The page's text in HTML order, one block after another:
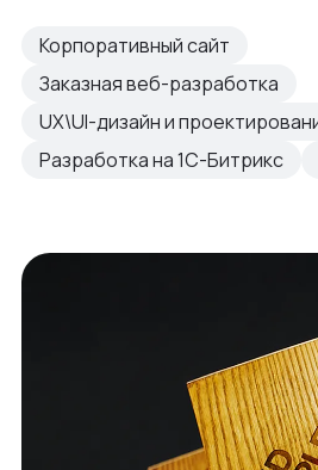
Корпоративный сайт
Заказная веб-разработка
UX\UI-дизайн и
Разработка на 1С-Битрикс